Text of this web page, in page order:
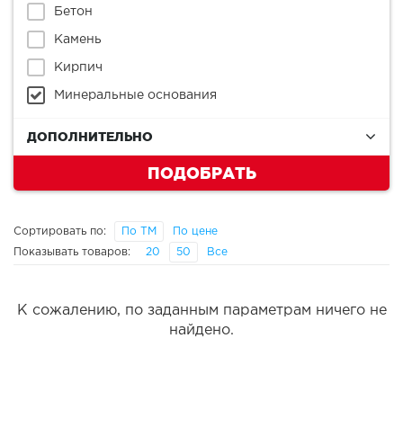
Бетон
Камень
Кирпич
Минеральные основания
ДОПОЛНИТЕЛЬНО
ПОДОБРАТЬ
Сортировать по: По ТМ По цене
Показывать товаров: 20 50 Все
К сожалению, по заданным параметрам ничего не
найдено.